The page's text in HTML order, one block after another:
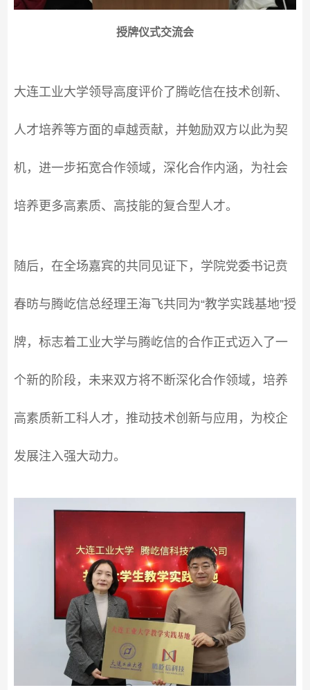
授牌仪式交流会
大连工业大学领导高度评价了腾屹信在技术创新、
人才培养等方面的卓越贡献，并勉励双方以此为契
机，进一步拓宽合作领域，深化合作内涵，为社会
培养更多高素质、高技能的复合型人才。
随后，在全场嘉宾的共同见证下，学院党委书记贲
春昉与腾屹信总经理王海飞共同为“教学实践基地”授
牌，标志着工业大学与腾屹信的合作正式迈入了一
个新的阶段，未来双方将不断深化合作领域，培养
高素质新工科人才，推动技术创新与应用，为校企
发展注入强大动力。